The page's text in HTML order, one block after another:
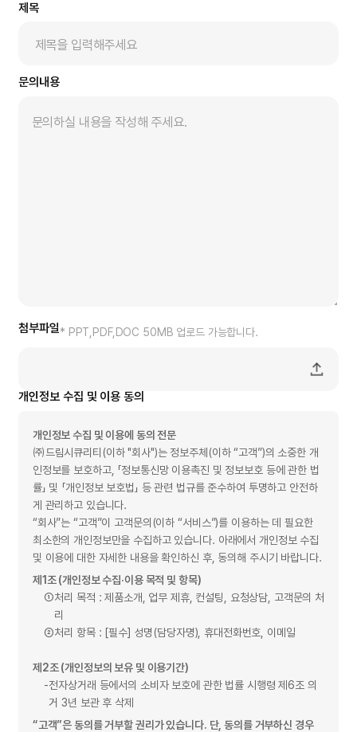
제목
문의내용
첨부파일* PPT,PDF,DOC 50MB 업로드 가능합니다.
개인정보 수집 및 이용 동의
개인정보 수집 및 이용에 동의 전문
㈜드림시큐리티(이하 "회사")는 정보주체(이하 “고객”)의 소중한 개
인정보를 보호하고, 「정보통신망 이용촉진 및 정보보호 등에 관한 법
률」 및 「개인정보 보호법」 등 관련 법규를 준수하여 투명하고 안전하
게 관리하고 있습니다.
“회사”는 “고객”이 고객문의(이하 “서비스”)를 이용하는 데 필요한
최소한의 개인정보만을 수집하고 있습니다. 아래에서 개인정보 수집
및 이용에 대한 자세한 내용을 확인하신 후, 동의해 주시기 바랍니다.
제1조 (개인정보 수집·이용 목적 및 항목)
①처리 목적 : 제품소개, 업무 제휴, 컨설팅, 요청상담, 고객문의 처
리
②처리 항목 : [필수] 성명(담당자명), 휴대전화번호, 이메일
제2조 (개인정보의 보유 및 이용기간)
-전자상거래 등에서의 소비자 보호에 관한 법률 시행령 제6조 의
거 3년 보관 후 삭제
“고객”은 동의를 거부할 권리가 있습니다. 단, 동의를 거부하신 경우